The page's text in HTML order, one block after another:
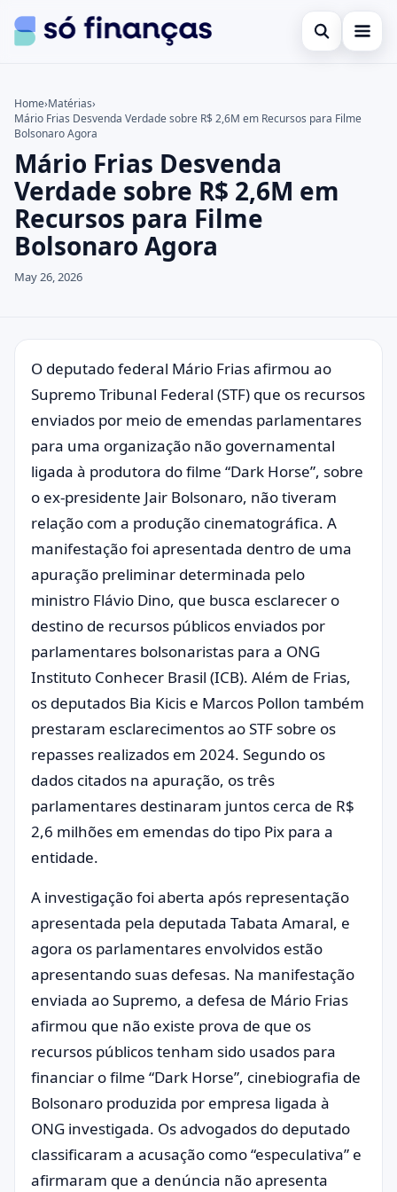
Open search
Empréstimos
Investimentos
Search the site
Search for:
Press Enter to search or ESC to close.
Home›Matérias›
Mário Frias Desvenda Verdade sobre R$ 2,6M em Recursos para Filme
Bolsonaro Agora
Mário Frias Desvenda
Verdade sobre R$ 2,6M em
Recursos para Filme
Bolsonaro Agora
May 26, 2026
O deputado federal Mário Frias afirmou ao
Supremo Tribunal Federal (STF) que os recursos
enviados por meio de emendas parlamentares
para uma organização não governamental
ligada à produtora do filme “Dark Horse”, sobre
o ex-presidente Jair Bolsonaro, não tiveram
relação com a produção cinematográfica. A
manifestação foi apresentada dentro de uma
apuração preliminar determinada pelo
ministro Flávio Dino, que busca esclarecer o
destino de recursos públicos enviados por
parlamentares bolsonaristas para a ONG
Instituto Conhecer Brasil (ICB). Além de Frias,
os deputados Bia Kicis e Marcos Pollon também
prestaram esclarecimentos ao STF sobre os
repasses realizados em 2024. Segundo os
dados citados na apuração, os três
parlamentares destinaram juntos cerca de R$
2,6 milhões em emendas do tipo Pix para a
entidade.
A investigação foi aberta após representação
apresentada pela deputada Tabata Amaral, e
agora os parlamentares envolvidos estão
apresentando suas defesas. Na manifestação
enviada ao Supremo, a defesa de Mário Frias
afirmou que não existe prova de que os
recursos públicos tenham sido usados para
financiar o filme “Dark Horse”, cinebiografia de
Bolsonaro produzida por empresa ligada à
ONG investigada. Os advogados do deputado
classificaram a acusação como “especulativa” e
afirmaram que a denúncia não apresenta